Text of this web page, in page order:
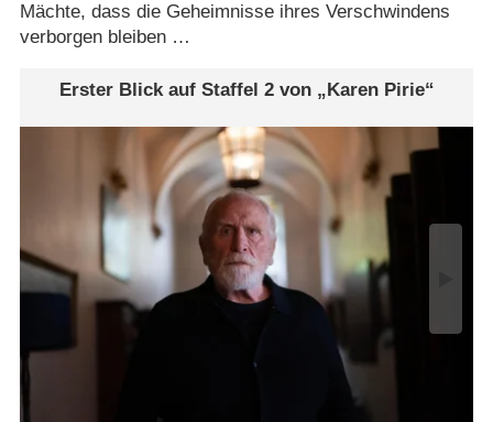
Mächte, dass die Geheimnisse ihres Verschwindens
verborgen bleiben …
Erster Blick auf Staffel 2 von „Karen Pirie“